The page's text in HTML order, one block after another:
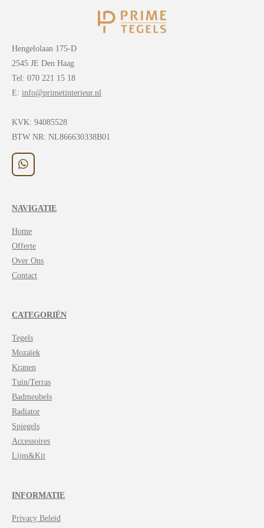
Hengelolaan 175-D
2545 JE Den Haag
Tel: 070 221 15 18
E: info@primetinterieur.nl
KVK: 94085528
BTW NR: NL866630338B01
W
h
s
p
p
NAVIGATIE
Home
Offerte
Over Ons
Contact
CATEGORIËN
Tegels
Mozaïek
Kranen
Tuin/Terras
Badmeubels
Radiator
Spiegels
Accessoires
Lijm&Kit
INFORMATIE
Privacy Beleid